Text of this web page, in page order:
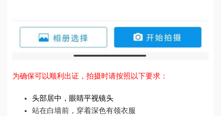
为确保可以顺利出证，拍摄时请按照以下要求：
头部居中，眼睛平视镜头
站在白墙前，穿着深色有领衣服